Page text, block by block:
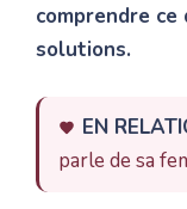
comprendre
solutions.
EN
parle de sa